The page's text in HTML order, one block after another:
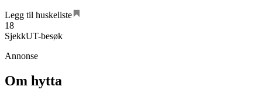
Legg til huskeliste
18
SjekkUT-besøk
Annonse
Om hytta